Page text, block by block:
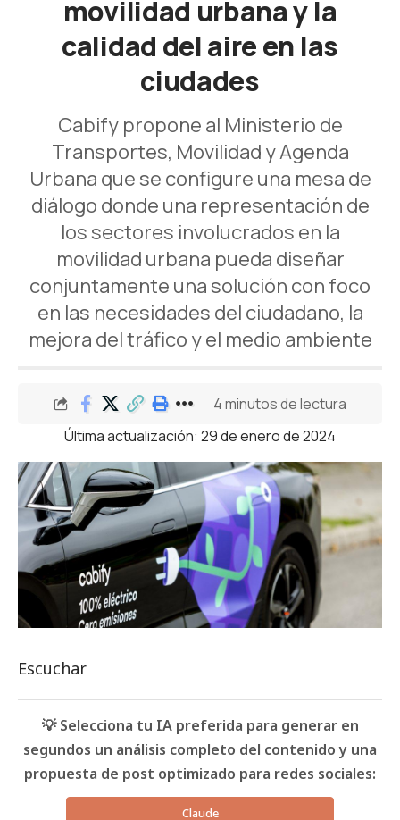
movilidad urbana y la
calidad del aire en las
ciudades
Cabify propone al Ministerio de
Transportes, Movilidad y Agenda
Urbana que se configure una mesa de
diálogo donde una representación de
los sectores involucrados en la
movilidad urbana pueda diseñar
conjuntamente una solución con foco
en las necesidades del ciudadano, la
mejora del tráfico y el medio ambiente
Última actualización: 29 de enero de 2024
4 minutos de lectura
Escuchar
💡 Selecciona tu IA preferida para generar en
segundos un análisis completo del contenido y una
propuesta de post optimizado para redes sociales:
Claude